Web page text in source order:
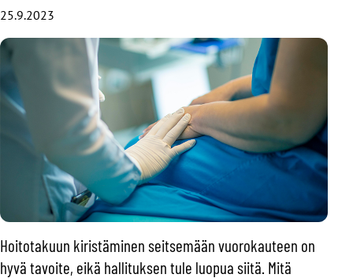
25.9.2023
Hoitotakuun kiristäminen seitsemään vuorokauteen on
hyvä tavoite, eikä hallituksen tule luopua siitä. Mitä